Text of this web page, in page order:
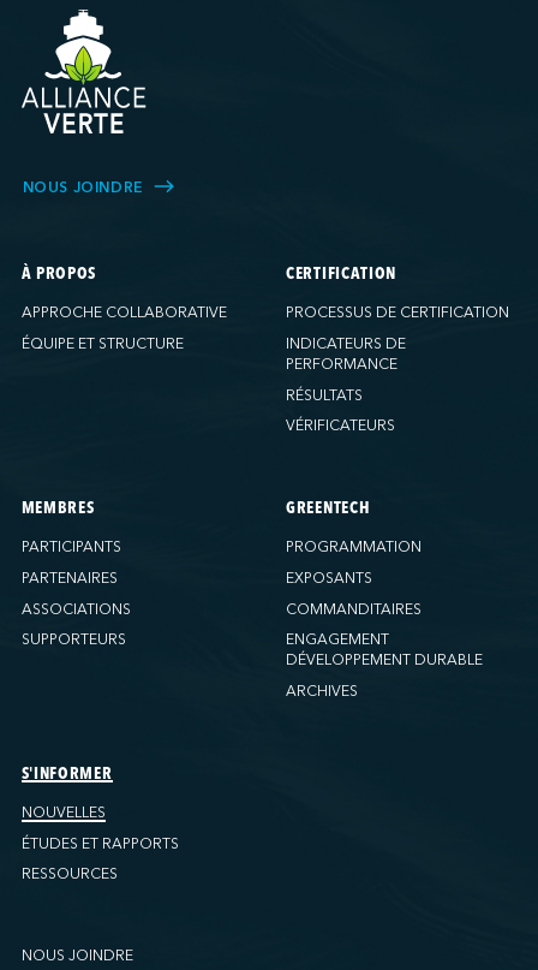
NOUS JOINDRE
À PROPOS
APPROCHE COLLABORATIVE
ÉQUIPE ET STRUCTURE
CERTIFICATION
PROCESSUS DE CERTIFICATION
INDICATEURS DE
PERFORMANCE
RÉSULTATS
VÉRIFICATEURS
MEMBRES
PARTICIPANTS
PARTENAIRES
ASSOCIATIONS
SUPPORTEURS
GREENTECH
PROGRAMMATION
EXPOSANTS
COMMANDITAIRES
ENGAGEMENT
DÉVELOPPEMENT DURABLE
ARCHIVES
S'INFORMER
NOUVELLES
ÉTUDES ET RAPPORTS
RESSOURCES
NOUS JOINDRE